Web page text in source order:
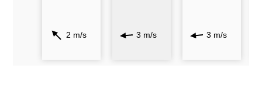
2 m/s 3 m/s 3 m/s